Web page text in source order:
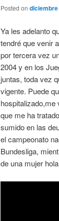
Posted on diciembre
Ya les adelanto
tendré que venir
por tercera vez
2004 y en los
juntas, toda vez
vigente. Puede
que me ha
sumido en las
el campeonato
Bundesliga,
de una mujer